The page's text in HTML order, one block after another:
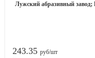
Лужский абразивный
243.35 руб/шт